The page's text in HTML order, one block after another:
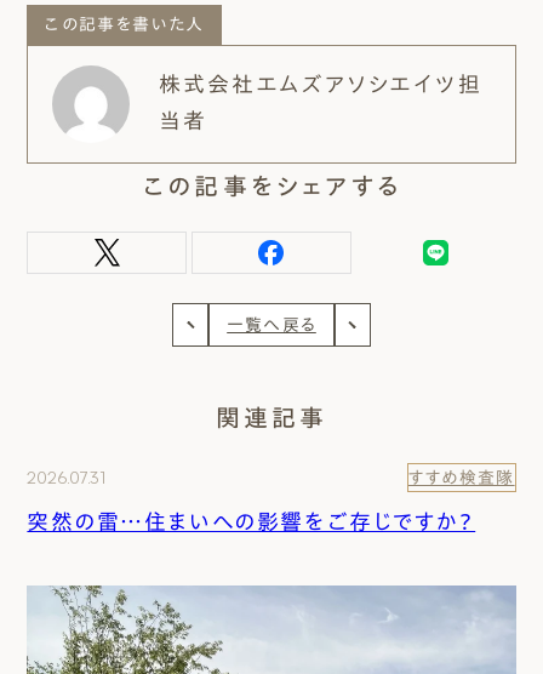
この記事を書いた人
株式会社エムズアソシエイツ担
当者
この記事をシェアする
一覧へ戻る
関連記事
2026.07.31 すすめ検査隊
突然の雷…住まいへの影響をご存じですか？